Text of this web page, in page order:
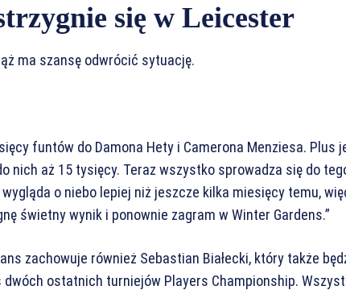
się w Leicester
ma szansę odwrócić sytuację.
funtów do Damona Hety i Camerona Menziesa. Plus
nich aż 15 tysięcy. Teraz wszystko sprowadza się do
o niebo lepiej niż jeszcze kilka miesięcy temu,
świetny wynik i ponownie zagram w Winter Gardens.”
zachowuje również Sebastian Białecki, który także
ostatnich turniejów Players Championship.